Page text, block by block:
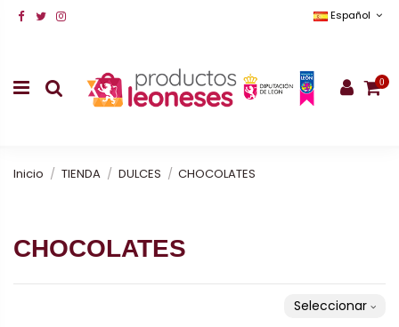
Español
0
Inicio TIENDA DULCES CHOCOLATES
CHOCOLATES
Seleccionar